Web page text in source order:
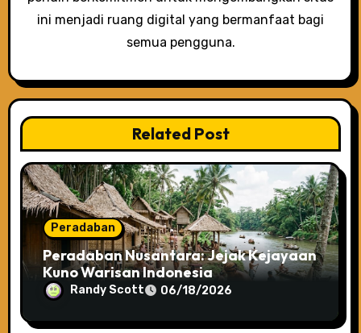
nini menjadi ruang digital yang bermanfaat bagi
semua pengguna.
Related Post
Peradaban
Peradaban Nusantara: Jejak Kejayaan
Kuno Warisan Indonesia
Randy Scott 06/18/2026